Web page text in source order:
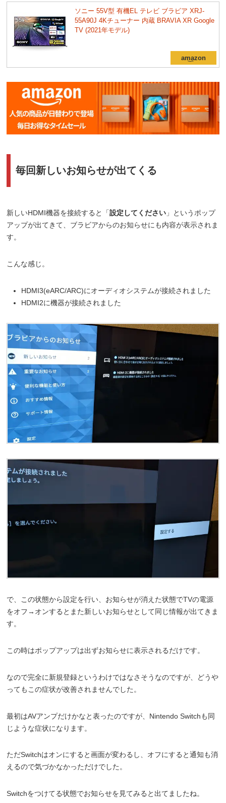
ソニー 55V型 有機EL テレビ ブラビア XRJ-
55A90J 4Kチューナー 内蔵 BRAVIA XR Google
TV (2021年モデル)
毎回新しいお知らせが出てくる
新しいHDMI機器を接続すると「設定してください 」というポップ
アップが出てきて、ブラビアからのお知らせにも内容が表示されま
す。
こんな感じ。
HDMI3(eARC/ARC)にオーディオシステムが接続されました
HDMI2に機器が接続されました
で、この状態から設定を行い、お知らせが消えた状態でTVの電源
をオフ→オンするとまた新しいお知らせとして同じ情報が出てきま
す。
この時はポップアップは出ずお知らせに表示されるだけです。
なので完全に新規登録というわけではなさそうなのですが、どうや
ってもこの症状が改善されませんでした。
最初はAVアンプだけかなと表ったのですが、Nintendo Switchも同
じような症状になります。
ただSwitchはオンにすると画面が変わるし、オフにすると通知も消
えるので気づかなかっただけでした。
Switchをつけてる状態でお知らせを見てみると出てましたね。